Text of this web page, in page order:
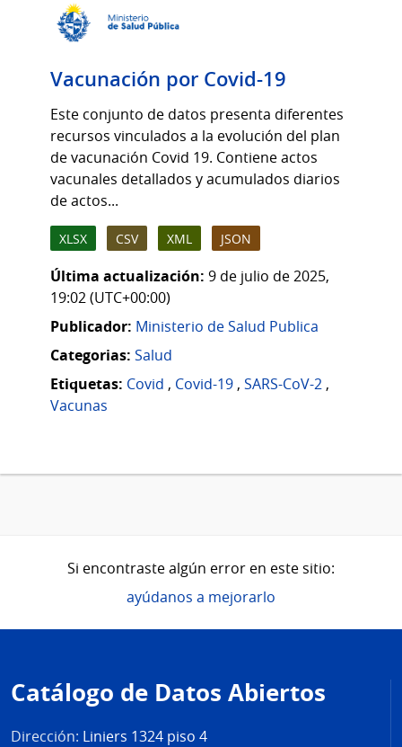
Vacunación por Covid-19
Este conjunto de datos presenta diferentes
recursos vinculados a la evolución del plan
de vacunación Covid 19. Contiene actos
vacunales detallados y acumulados diarios
de actos...
XLSX CSV XML JSON
Última actualización: 9 de julio de 2025,
19:02 (UTC+00:00)
Publicador: Ministerio de Salud Publica
Categorias: Salud
Etiquetas: Covid , Covid-19 , SARS-CoV-2 ,
Vacunas
Si encontraste algún error en este sitio:
ayúdanos a mejorarlo
de
página
Catálogo de Datos Abiertos
Dirección: Liniers 1324 piso 4